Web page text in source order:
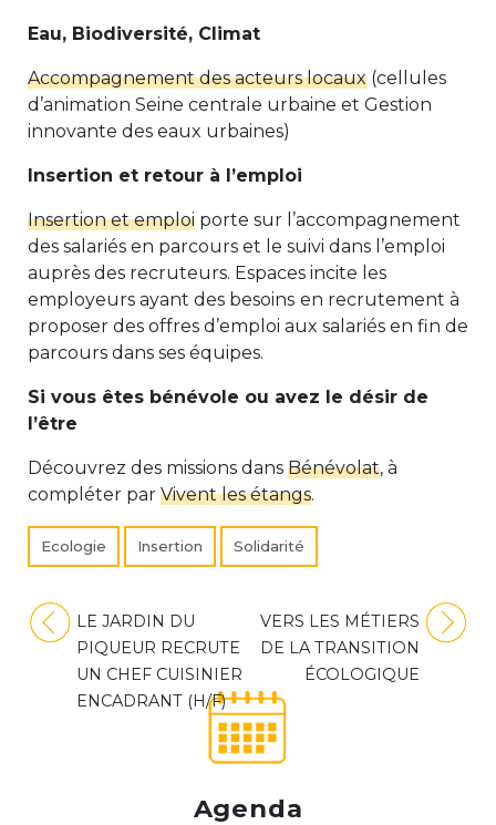
Eau, Biodiversité, Climat
Accompagnement des acteurs locaux(cellules
d’animation Seine centrale urbaine et Gestion
innovante des eaux urbaines)
Insertion et retour à l’emploi
Insertion et emploiporte sur l’accompagnement
des salariés en parcours et le suivi dans l’emploi
auprès des recruteurs. Espaces incite les
employeurs ayant des besoins en recrutement à
proposer des offres d’emploi aux salariés en fin de
parcours dans ses équipes.
Si vous êtes bénévole ou avez le désir de
l’être
Découvrez des missions dans Bénévolat, à
compléter par Vivent les étangs.
Ecologie Insertion Solidarité
Navigation
de
l’article
LE JARDIN DU
PIQUEUR RECRUTE
UN CHEF CUISINIER
ENCADRANT (H/F)
VERS LES MÉTIERS
DE LA TRANSITION
ÉCOLOGIQUE
Agenda